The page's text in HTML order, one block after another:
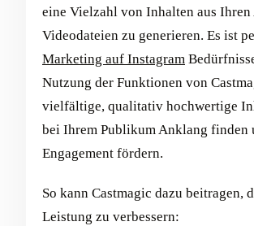
eine Vielzahl von Inhalten aus
Videodateien zu generieren. Es ist
Marketing auf Instagram
Nutzung der Funktionen von
vielfältige, qualitativ hochwertige
bei Ihrem Publikum Anklang finden
Engagement fördern.
So kann Castmagic dazu beitragen,
Leistung zu verbessern: